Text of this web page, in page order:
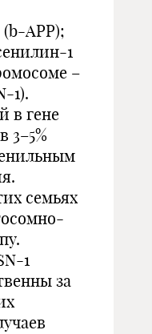
(b-АРР);
1
–
1).
в гене
3–5%
семьях
1
за